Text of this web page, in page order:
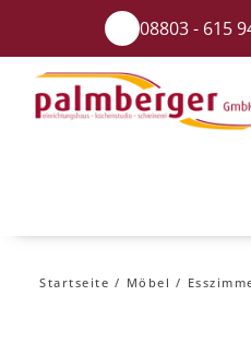
08803 - 615
Startseite Möbel